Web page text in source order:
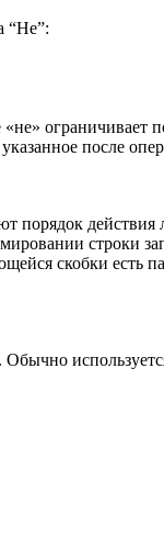
“Не”:
ограничивает
после
порядок действия
строки
скобки есть